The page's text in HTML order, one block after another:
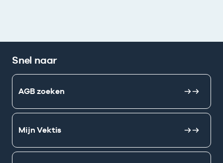
Snel naar
AGB zoeken
Mijn Vektis